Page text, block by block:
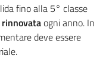
fino alla 5° classe
ogni anno. In
deve essere